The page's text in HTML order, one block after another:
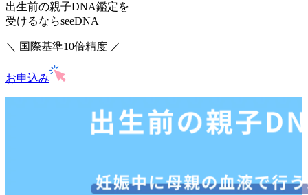
出生前の親子DNA鑑定を
受けるならseeDNA
＼ 国際基準10倍精度 ／
お申込み